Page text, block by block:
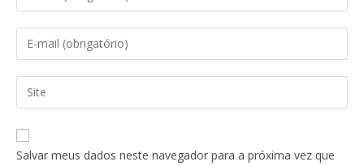
Salvar meus dados neste navegador para a próxima vez que